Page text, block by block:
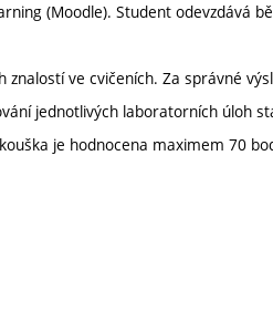
(Moodle). Student odevzdává
ve cvičeních. Za správné
jednotlivých laboratorních úloh
je hodnocena maximem 70